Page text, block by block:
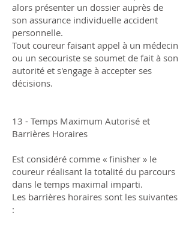
alors présenter un dossier auprès de
son assurance individuelle accident
personnelle.
Tout coureur faisant appel à un médecin
ou un secouriste se soumet de fait à son
autorité et s'engage à accepter ses
décisions.
13 - Temps Maximum Autorisé et
Barrières Horaires
Est considéré comme « finisher » le
coureur réalisant la totalité du parcours
dans le temps maximal imparti.
Les barrières horaires sont les suivantes
: